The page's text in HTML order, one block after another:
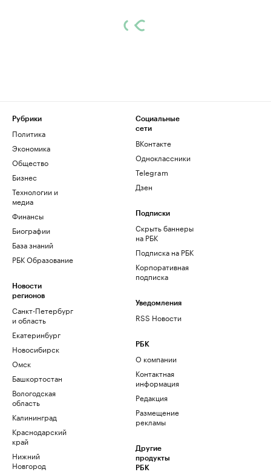
Рубрики
Политика
Экономика
Общество
Бизнес
Технологии и
медиа
Финансы
Биографии
База знаний
РБК Образование
Новости
регионов
Санкт-Петербург
и область
Екатеринбург
Новосибирск
Омск
Башкортостан
Вологодская
область
Калининград
Краснодарский
край
Нижний
Новгород
Социальные
сети
ВКонтакте
Одноклассники
Telegram
Дзен
Подписки
Скрыть баннеры
на РБК
Подписка на РБК
Корпоративная
подписка
Уведомления
RSS Новости
РБК
О компании
Контактная
информация
Редакция
Размещение
рекламы
Другие
продукты
РБК